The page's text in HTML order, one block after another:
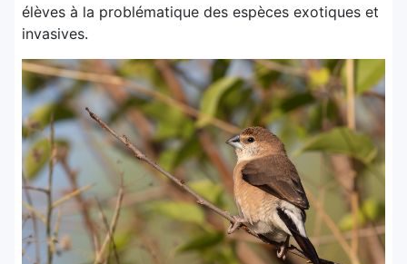
élèves à la problématique des espèces exotiques et
invasives.